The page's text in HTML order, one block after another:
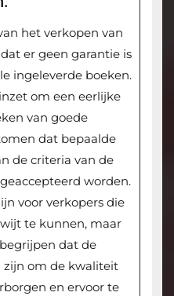
het verkopen van
er geen garantie is
ingeleverde boeken.
om een eerlijke
van goede
dat bepaalde
de criteria van de
worden.
voor verkopers die
te kunnen, maar
dat de
zijn om de kwaliteit
en ervoor te